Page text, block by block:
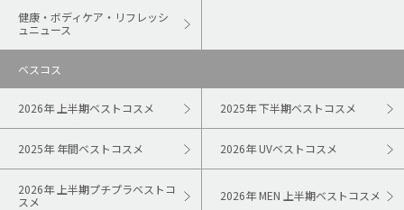
健康・ボディケア・リフレッシ
ュニュース
ベスコス
2026年 上半期ベストコスメ 2025年 下半期ベストコスメ
2025年 年間ベストコスメ 2026年 UVベストコスメ
2026年 上半期プチプラベストコ
スメ
2026年 MEN 上半期ベストコスメ